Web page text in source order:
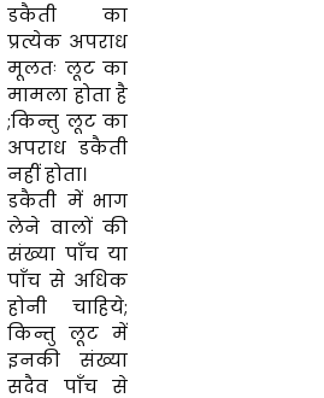
डकैती का
प्रत्येक अपराध
मूलतः लूट का
मामला होता है
;किन्तु लूट का
अपराध डकैती
नहींहोता।
डकैती में भाग
लेने वालों की
संख्या पाँच या
पाँच से अधिक
होनी चाहिये;
किन्तु लूट में
इनकीसंख्या
सदैव पाँच से